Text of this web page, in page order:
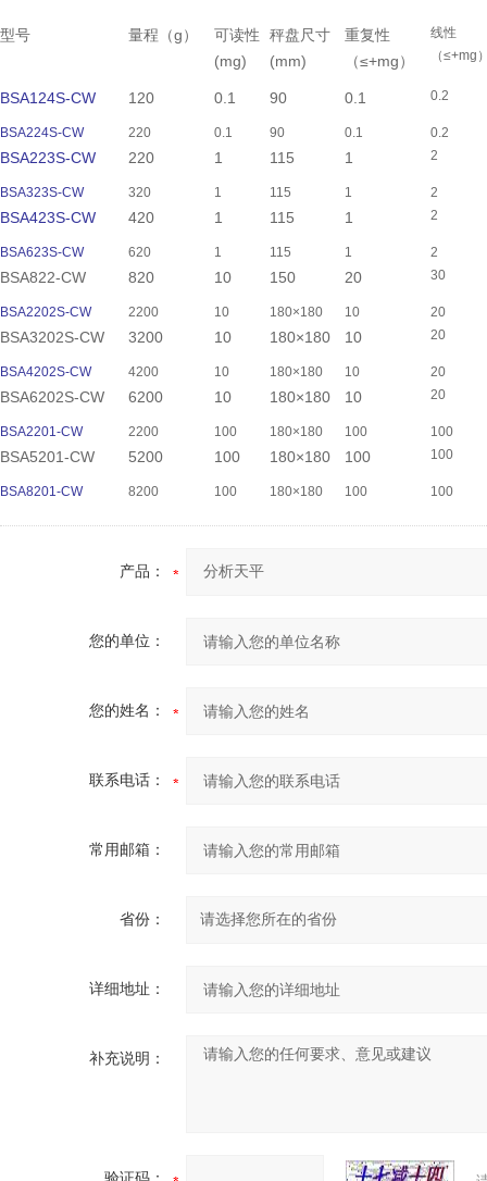
型号 量程 （g）
可读性
(mg)
秤盘尺寸
(mm)
重复性
（≤+mg）
线性
（≤+mg
BSA124S-CW 120 0.1 90 0.1 0.2
BSA224S-CW 220 0.1 90 0.1 0.2
BSA223S-CW 220 1 115 1 2
BSA323S-CW 320 1 115 1 2
BSA423S-CW 420 1 115 1 2
BSA623S-CW 620 1 115 1 2
BSA822-CW 820 10 150 20 30
BSA2202S-CW 2200 10 180×180 10 20
BSA3202S-CW 3200 10 180×180 10 20
BSA4202S-CW 4200 10 180×180 10 20
BSA6202S-CW 6200 10 180×180 10 20
BSA2201-CW 2200 100 180×180 100 100
BSA5201-CW 5200 100 180×180 100 100
BSA8201-CW 8200 100 180×180 100 100
产品：
您的单位：
您的姓名：
联系电话：
常用邮箱：
省份：
详细地址：
补充说明：